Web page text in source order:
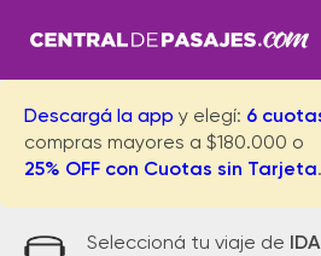
Descargá la app y elegí: 6
compras mayores a $180.000 o
25% OFF con Cuotas sin Tarjeta.
Seleccioná tu viaje de IDA